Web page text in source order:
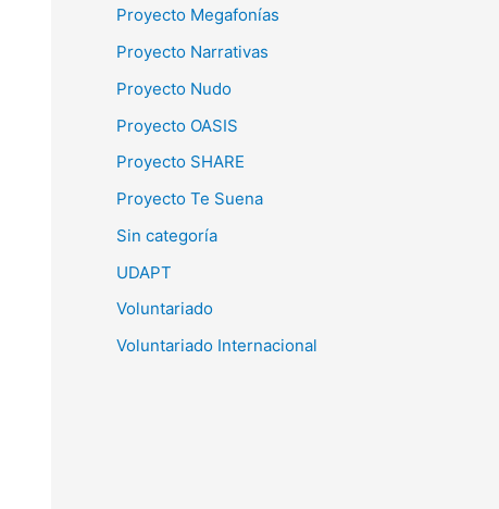
Proyecto Megafonías
Proyecto Narrativas
Proyecto Nudo
Proyecto OASIS
Proyecto SHARE
Proyecto Te Suena
Sin categoría
UDAPT
Voluntariado
Voluntariado Internacional